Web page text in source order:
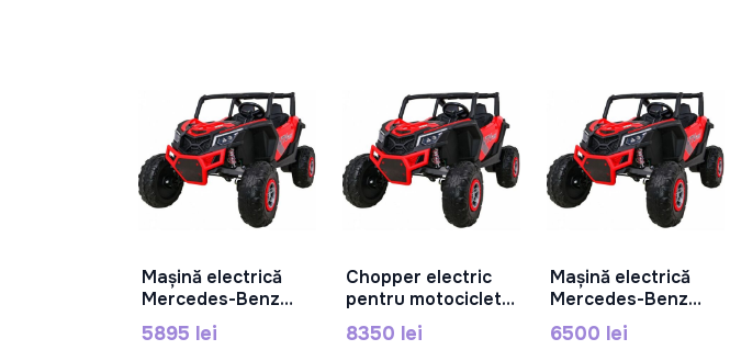
În Coș
Mașină electrică
Mercedes-Benz
SL63, 12V 10Ah,
35W x 2. Verde, DK-
5895 lei
În Coș
Chopper electric
pentru motocicletă
24V10AH, 250Wx1,
gri, XB-1058
8350 lei
În Coș
Mașină electrică
Mercedes-Benz
EQG, 12V9AH,
35Wx2, JJ2088
6500 lei